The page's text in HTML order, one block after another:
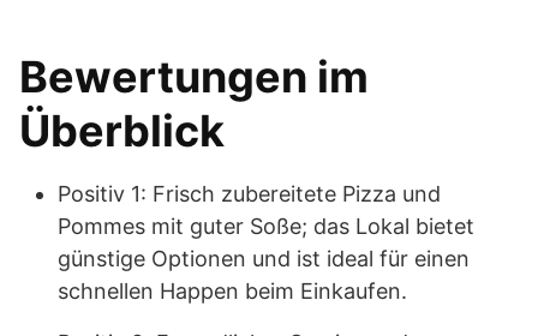
Bewertungen im
Überblick
Positiv 1: Frisch zubereitete Pizza und
Pommes mit guter Soße; das Lokal bietet
günstige Optionen und ist ideal für einen
schnellen Happen beim Einkaufen.